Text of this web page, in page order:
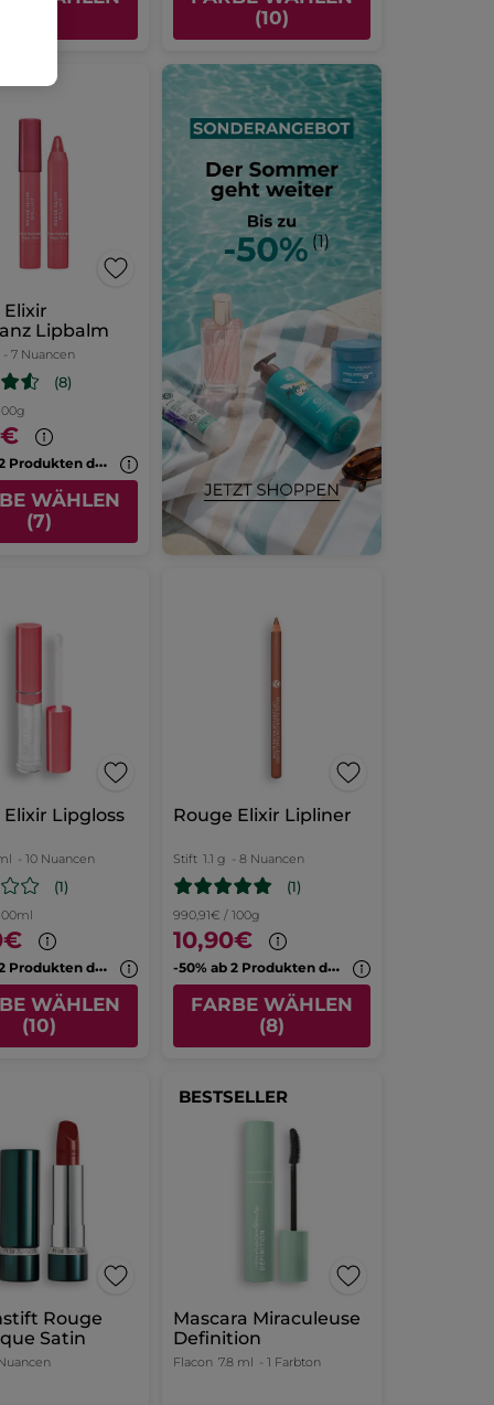
(10)
Elixir
Lipbalm
- 7 Nuancen
(8)
-
50% ab 2 Produkten deiner Wahl
WÄHLEN
(7)
Elixir Lipgloss
- 10 Nuancen
(1)
-
50% ab 2 Produkten deiner Wahl
WÄHLEN
(10)
Rouge Elixir Lipliner
Stift 1.1 g - 8 Nuancen
(1)
990,91€ / 100g
10,90€
-
50% ab 2 Produkten deiner Wahl
FARBE WÄHLEN
(8)
Rouge
Satin
BESTSELLER
Mascara Miraculeuse
Definition
Flacon 7.8 ml - 1 Farbton